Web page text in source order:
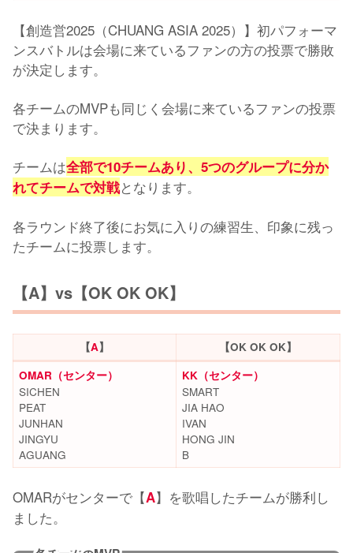
【創造営2025（CHUANG ASIA 2025）】初パフォーマ
ンスバトルは会場に来ているファンの方の投票で勝敗
が決定します。
各チームのMVPも同じく会場に来ているファンの投票
で決まります。
チームは全部で10チームあり、5つのグループに分か
れてチームで対戦となります。
各ラウンド終了後にお気に入りの練習生、印象に残っ
たチームに投票します。
【A】vs【OK OK OK】
【A】
【OK OK OK】
OMAR（センター）
SICHEN
PEAT
JUNHAN
JINGYU
AGUANG
KK（センター）
SMART
JIA HAO
IVAN
HONG JIN
B
OMARがセンターで【A】を歌唱したチームが勝利し
ました。